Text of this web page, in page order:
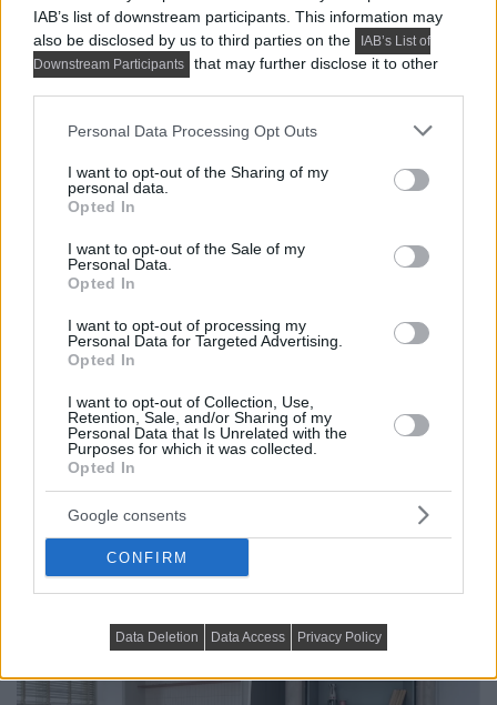
IAB’s list of downstream participants. This information may
also be disclosed by us to third parties on the
IAB’s List of
Downstream Participants
that may further disclose it to other
Please note that this website/app uses one or more Google
not limited to your visit or usage behaviour. You may click to
grant or deny consent to Google and its third-party tags to
use your data for below specified purposes in below Google
consent section.
Personal Data Processing Opt Outs
I want to opt-out of the Sharing of my
personal data.
Opted In
I want to opt-out of the Sale of my
Personal Data.
Opted In
I want to opt-out of processing my
Personal Data for Targeted Advertising.
Opted In
I want to opt-out of Collection, Use,
Retention, Sale, and/or Sharing of my
Personal Data that Is Unrelated with the
Purposes for which it was collected.
Opted In
Google consents
CONFIRM
Data Deletion Data Access Privacy Policy
5 látványos hálószobai megoldás,
amelyet később könnyű megbánni
TOVÁBBIAK BETÖLTÉSE